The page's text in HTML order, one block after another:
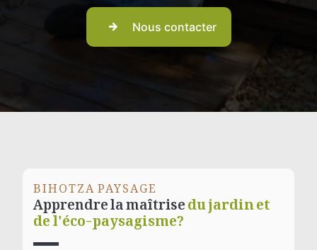
Nous contacter
BIHOTZA PAYSAGE
Apprendre la maîtrisedu jardin et
de l'éco-paysagisme?